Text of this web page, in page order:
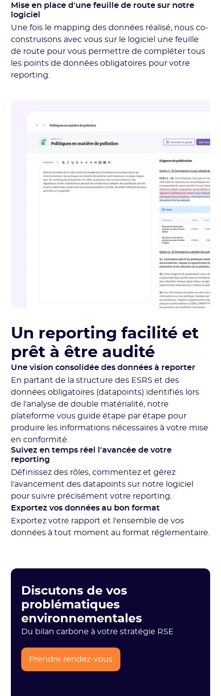
Mise en place d'une feuille de route sur notre
logiciel
Une fois le mapping des données réalisé, nous co-
construisons avec vous sur le logiciel une feuille
de route pour vous permettre de compléter tous
les points de données obligatoires pour votre
reporting.
Un reporting facilité et
prêt à être audité
Une vision consolidée des données à reporter
En partant de la structure des ESRS et des
données obligatoires (datapoints) identifiés lors
de l'analyse de double matérialité, notre
plateforme vous guide étape par étape pour
produire les informations nécessaires à votre mise
en conformité.
Suivez en temps réel l'avancée de votre
reporting
Définissez des rôles, commentez et gérez
l'avancement des datapoints sur notre logiciel
pour suivre précisément votre reporting.
Exportez vos données au bon format
Exportez votre rapport et l'ensemble de vos
données à tout moment au format réglementaire.
Discutons de vos
problématiques
environnementales
Du bilan carbone à votre stratégie RSE
Prendre rendez-vous